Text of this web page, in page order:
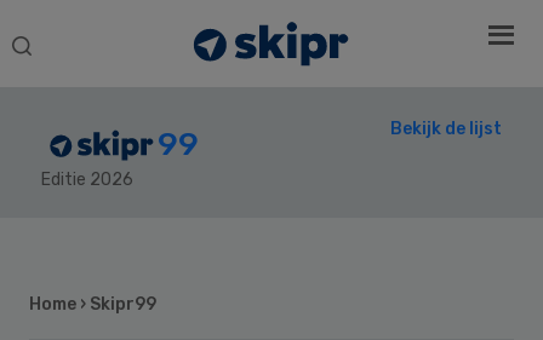
Search
99
Editie 2026
Bekijk de lijst
Home › Skipr99
Sidebar